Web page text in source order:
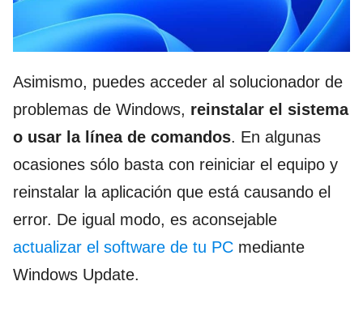
Asimismo, puedes acceder al solucionador de
problemas de Windows, reinstalar el sistema
o usar la línea de comandos. En algunas
ocasiones sólo basta con reiniciar el equipo y
reinstalar la aplicación que está causando el
error. De igual modo, es aconsejable
actualizar el software de tu PC mediante
Windows Update.